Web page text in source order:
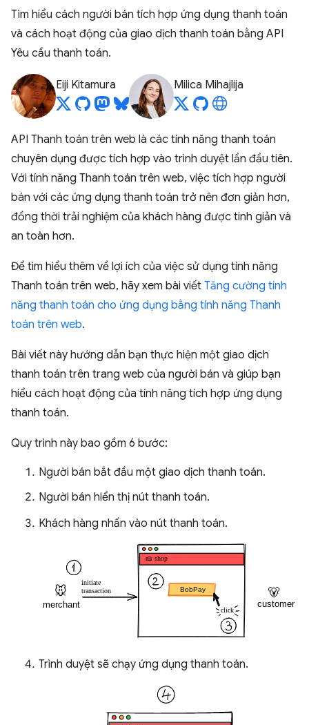
Tìm hiểu cách người bán tích hợp ứng dụng thanh toán
và cách hoạt động của giao dịch thanh toán bằng API
Yêu cầu thanh toán.
Eiji Kitamura Milica Mihajlija
API Thanh toán trên web là các tính năng thanh toán
chuyên dụng được tích hợp vào trình duyệt lần đầu tiên.
Với tính năng Thanh toán trên web, việc tích hợp người
bán với các ứng dụng thanh toán trở nên đơn giản hơn,
đồng thời trải nghiệm của khách hàng được tinh giản và
an toàn hơn.
Để tìm hiểu thêm về lợi ích của việc sử dụng tính năng
Thanh toán trên web, hãy xem bài viết Tăng cường tính
năng thanh toán cho ứng dụng bằng tính năng Thanh
toán trên web.
Bài viết này hướng dẫn bạn thực hiện một giao dịch
thanh toán trên trang web của người bán và giúp bạn
hiểu cách hoạt động của tính năng tích hợp ứng dụng
thanh toán.
Quy trình này bao gồm 6 bước:
Người bán bắt đầu một giao dịch thanh toán.
Người bán hiển thị nút thanh toán.
Khách hàng nhấn vào nút thanh toán.
Trình duyệt sẽ chạy ứng dụng thanh toán.